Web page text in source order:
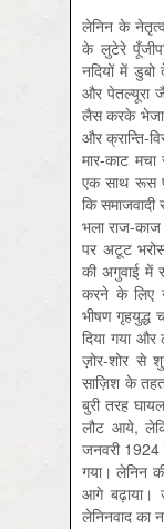
लेनिन के नेतृत्व
के लुटेरे
नदियों में
और पेतल्यूरा
लैस करके भेजा
और क्रान्ति-
मार-काट
एक साथ रूस
कि समाजवादी
भला राज-
पर अटूट
की अगुवाई में
करने के
भीषण गृहयुद्ध
दिया गया और
ज़ोर-शोर से
साज़िश के तहत
बुरी तरह
लौट आये,
जनवरी 1924
गया। लेनिन
आगे बढ़ाया।
लेनिनवाद का